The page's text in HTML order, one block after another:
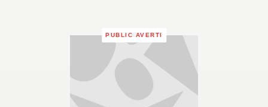
PUBLIC AVERTI